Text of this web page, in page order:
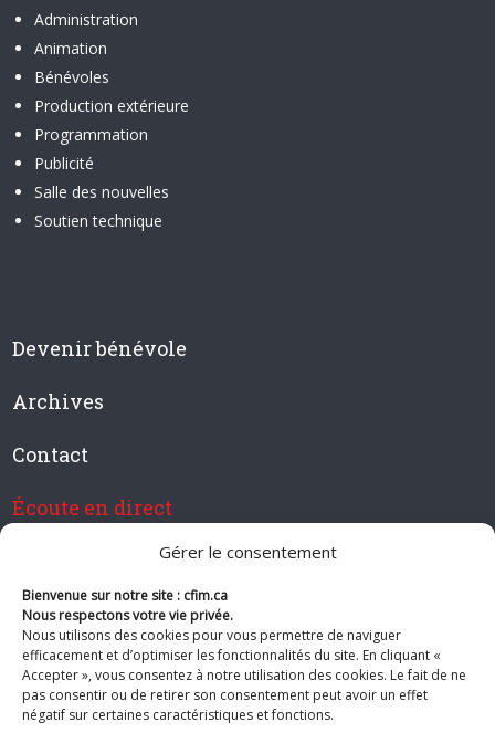
Gérer le consentement
Bienvenue sur notre site : cfim.ca
Nous respectons votre vie privée.
Nous utilisons des cookies pour vous permettre de naviguer
efficacement et d’optimiser les fonctionnalités du site. En cliquant «
Accepter », vous consentez à notre utilisation des cookies. Le fait de ne
pas consentir ou de retirer son consentement peut avoir un effet
négatif sur certaines caractéristiques et fonctions.
Administration
Animation
Bénévoles
Production extérieure
Programmation
Publicité
Salle des nouvelles
Soutien technique
Devenir bénévole
Archives
Contact
Écoute en direct
Devenir membre de CFIM
Suivez-nous